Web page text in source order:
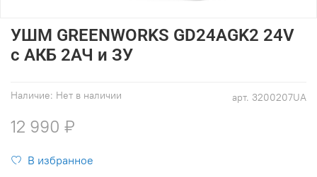
арт. 3200207UA
Наличие: Нет в наличии
УШМ GREENWORKS GD24AGK2 24V
с АКБ 2АЧ и ЗУ
12 990 ₽
В избранное